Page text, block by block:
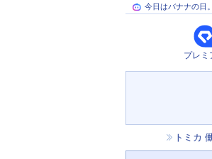
今日はバナナの日
プレミ
トミカ